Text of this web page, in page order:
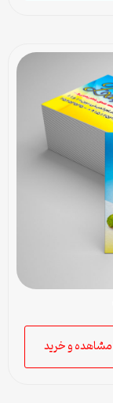
مشاهده و خرید